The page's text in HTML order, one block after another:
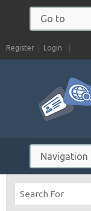
Register Login